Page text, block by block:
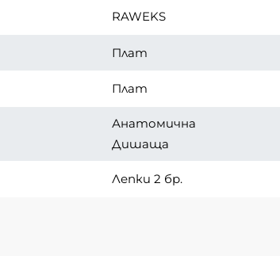
RAWEKS
Плат
Плат
Анатомична
Дишаща
Лепки 2 бр.